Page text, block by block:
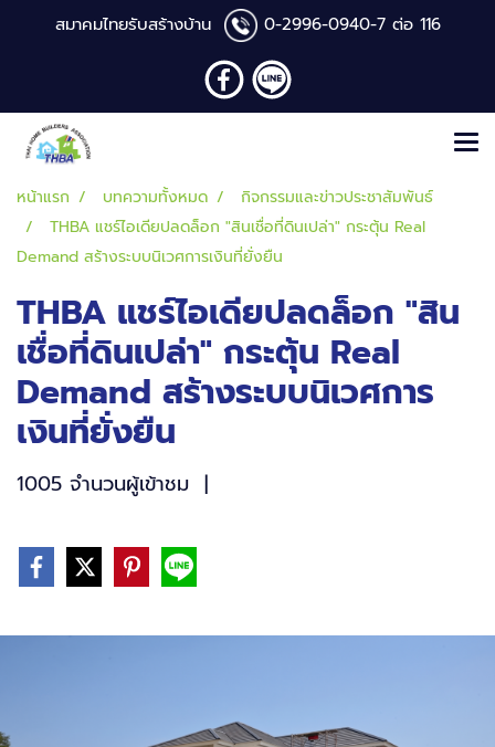
สมาคมไทยรับสร้างบ้าน 0-2996-0940-7 ต่อ 116
หน้าแรก บทความทั้งหมด
กิจกรรมและข่าวประชาสัมพันธ์
THBA แชร์ไอเดียปลดล็อก "สินเชื่อที่ดินเปล่า" กระตุ้น Real
Demand สร้างระบบนิเวศการเงินที่ยั่งยืน
THBA แชร์ไอเดียปลดล็อก "สิน
เชื่อที่ดินเปล่า" กระตุ้น Real
Demand สร้างระบบนิเวศการ
เงินที่ยั่งยืน
1005 จำนวนผู้เข้าชม |